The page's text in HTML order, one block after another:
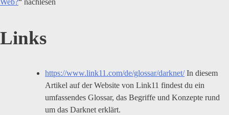
Web?“ nachlesen
Links
https://www.link11.com/de/glossar/darknet/In diesem
Artikel auf der Website von Link11 findest du ein
umfassendes Glossar, das Begriffe und Konzepte rund
um das Darknet erklärt.